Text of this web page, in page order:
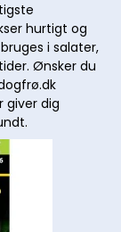
hurtigt og
i salater,
Ønsker du
giver dig